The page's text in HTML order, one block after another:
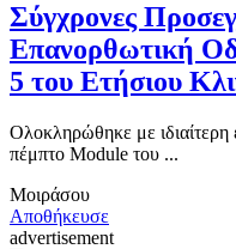
Σύγχρονες
Επανορθωτική
5 του Ετήσιου
Ολοκληρώθηκε με ιδιαίτερη
πέμπτο Module του ...
Μοιράσου
Αποθήκευσε
advertisement